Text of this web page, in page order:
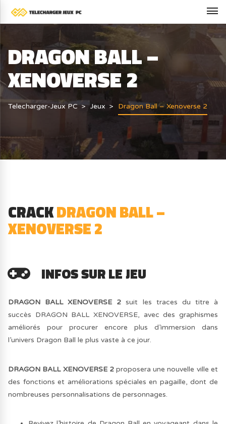
DRAGON BALL –
XENOVERSE 2
Telecharger-Jeux PC Jeux Dragon Ball – Xenoverse 2
CRACKDRAGON BALL –
XENOVERSE 2
INFOS SUR LE JEU
DRAGON BALL XENOVERSE 2 suit les traces du titre à
succès DRAGON BALL XENOVERSE, avec des graphismes
améliorés pour procurer encore plus d’immersion dans
l’univers Dragon Ball le plus vaste à ce jour.
DRAGON BALL XENOVERSE 2proposera une nouvelle ville et
des fonctions et améliorations spéciales en pagaille, dont de
nombreuses personnalisations de personnages.